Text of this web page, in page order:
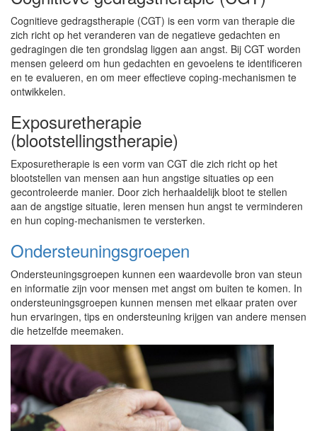
Cognitieve gedragstherapie (CGT) is een vorm van therapie die
zich richt op het veranderen van de negatieve gedachten en
gedragingen die ten grondslag liggen aan angst. Bij CGT worden
mensen geleerd om hun gedachten en gevoelens te identificeren
en te evalueren, en om meer effectieve coping-mechanismen te
ontwikkelen.
Exposuretherapie
(blootstellingstherapie)
Exposuretherapie is een vorm van CGT die zich richt op het
blootstellen van mensen aan hun angstige situaties op een
gecontroleerde manier. Door zich herhaaldelijk bloot te stellen
aan de angstige situatie, leren mensen hun angst te verminderen
en hun coping-mechanismen te versterken.
Ondersteuningsgroepen
Ondersteuningsgroepen kunnen een waardevolle bron van steun
en informatie zijn voor mensen met angst om buiten te komen. In
ondersteuningsgroepen kunnen mensen met elkaar praten over
hun ervaringen, tips en ondersteuning krijgen van andere mensen
die hetzelfde meemaken.